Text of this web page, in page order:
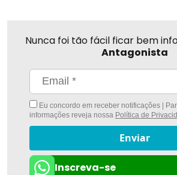
Nunca foi tão fácil ficar bem
Antagonista
Eu concordo em receber notificações |
informações reveja nossa Política de
Enviar
Inscreva-se